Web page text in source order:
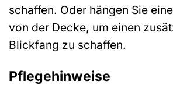
schaffen. Oder hängen Sie
von der Decke, um einen
Blickfang zu schaffen.
Pflegehinweise